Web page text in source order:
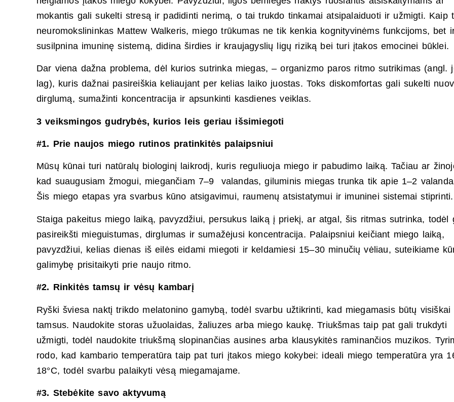
mokantis gali sukelti stresą ir padidinti nerimą, o tai trukdo tinkamai atsipalaiduoti ir užmigti. Kaip
neuromokslininkas Mattew Walkeris, miego trūkumas ne tik kenkia kognityvinėms funkcijoms, bet
susilpnina imuninę sistemą, didina širdies ir kraujagyslių ligų riziką bei turi įtakos emocinei būklei.
Dar viena dažna problema, dėl kurios sutrinka miegas, – organizmo paros ritmo sutrikimas (angl.
lag), kuris dažnai pasireiškia keliaujant per kelias laiko juostas. Toks diskomfortas gali sukelti
dirglumą, sumažinti koncentracija ir apsunkinti kasdienes veiklas.
3 veiksmingos gudrybės, kurios leis geriau išsimiegoti
#1. Prie naujos miego rutinos pratinkitės palaipsniui
Mūsų kūnai turi natūralų biologinį laikrodį, kuris reguliuoja miego ir pabudimo laiką. Tačiau ar
kad suaugusiam žmogui, miegančiam 7–9 valandas, giluminis miegas trunka tik apie 1–2
Šis miego etapas yra svarbus kūno atsigavimui, raumenų atsistatymui ir imuninei sistemai stiprinti.
Staiga pakeitus miego laiką, pavyzdžiui, persukus laiką į priekį, ar atgal, šis ritmas sutrinka, todėl
pasireikšti mieguistumas, dirglumas ir sumažėjusi koncentracija. Palaipsniui keičiant miego laiką,
pavyzdžiui, kelias dienas iš eilės eidami miegoti ir keldamiesi 15–30 minučių vėliau, suteikiame
galimybę prisitaikyti prie naujo ritmo.
#2. Rinkitės tamsų ir vėsų kambarį
Ryški šviesa naktį trikdo melatonino gamybą, todėl svarbu užtikrinti, kad miegamasis būtų visiškai
tamsus. Naudokite storas užuolaidas, žaliuzes arba miego kaukę. Triukšmas taip pat gali trukdyti
užmigti, todėl naudokite triukšmą slopinančias ausines arba klausykitės raminančios muzikos.
rodo, kad kambario temperatūra taip pat turi įtakos miego kokybei: ideali miego temperatūra yra
18°C, todėl svarbu palaikyti vėsą miegamajame.
#3. Stebėkite savo aktyvumą